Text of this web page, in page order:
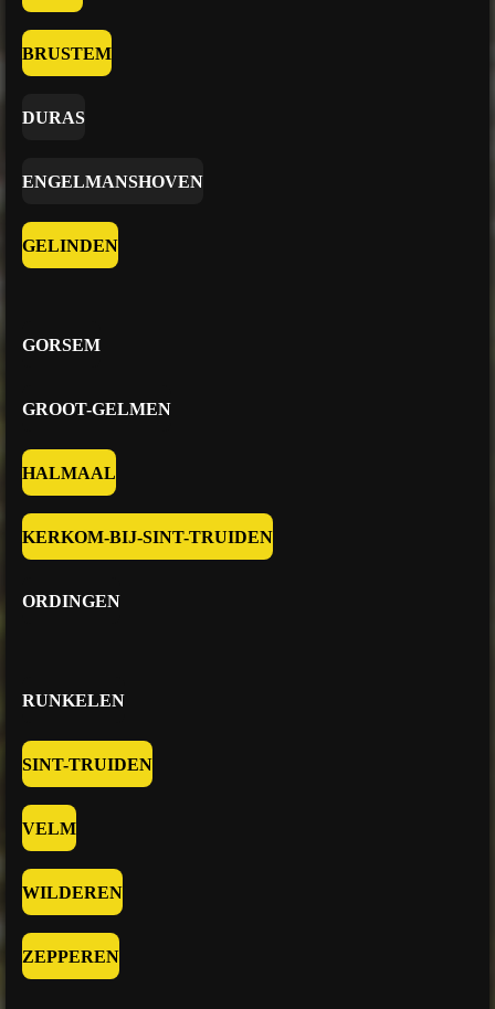
BRUSTEM
DURAS
ENGELMANSHOVEN
GELINDEN
GORSEM
GROOT-GELMEN
HALMAAL
KERKOM-BIJ-SINT-TRUIDEN
ORDINGEN
RUNKELEN
SINT-TRUIDEN
VELM
WILDEREN
ZEPPEREN